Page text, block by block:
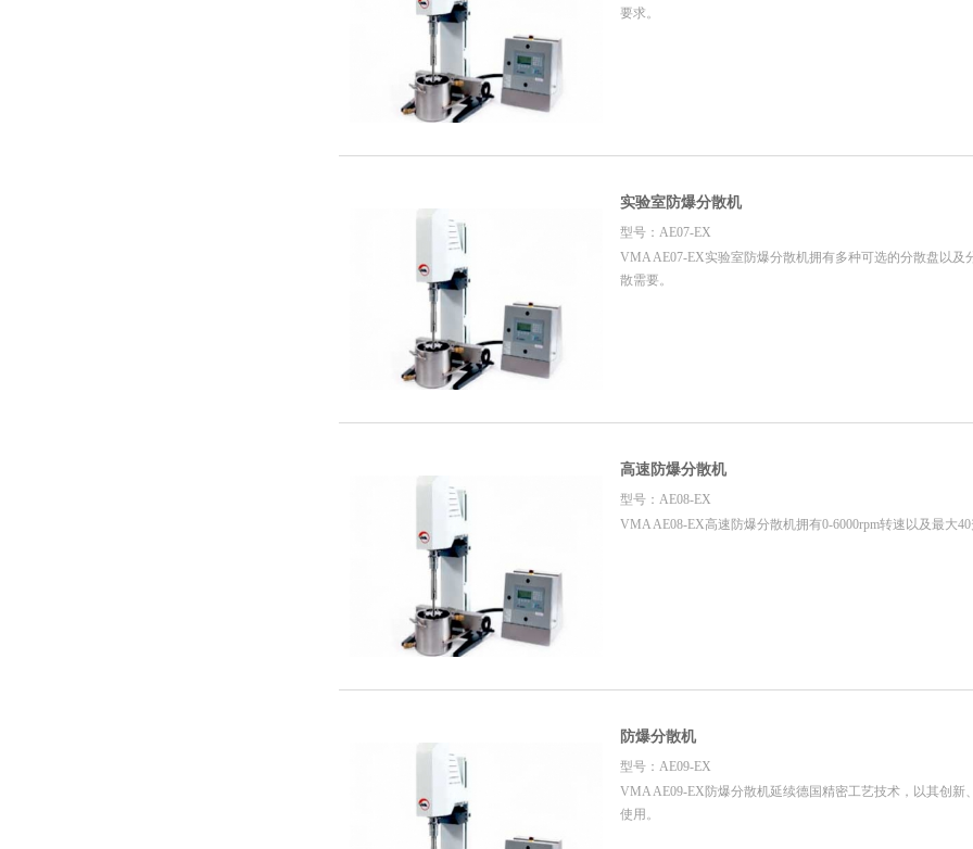
要求。
实验室防爆分散机
型号：AE07-EX
VMA AE07-EX实验室防爆分散机拥有多种可选的分散盘以及
散需要。
高速防爆分散机
型号：AE08-EX
VMA AE08-EX高速防爆分散机拥有0-6000rpm转速以及最大40
防爆分散机
型号：AE09-EX
VMA AE09-EX防爆分散机延续德国精密工艺技术，以其创新
使用。